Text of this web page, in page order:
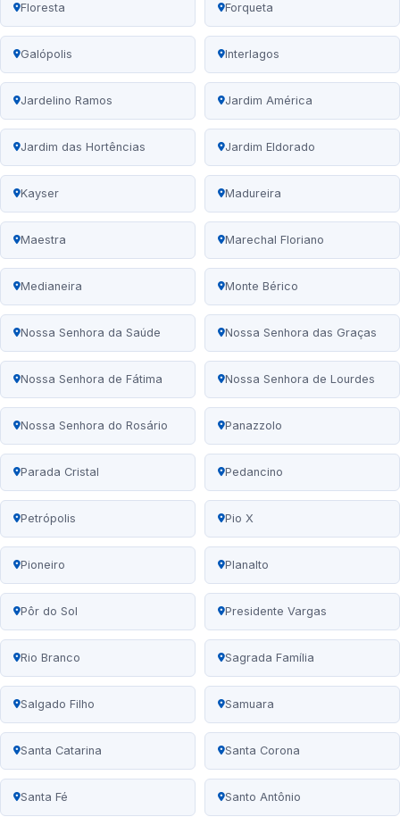
Floresta Forqueta
Galópolis Interlagos
Jardelino Ramos Jardim América
Jardim das Hortências Jardim Eldorado
Kayser Madureira
Maestra Marechal Floriano
Medianeira Monte Bérico
Nossa Senhora da Saúde Nossa Senhora das Graças
Nossa Senhora de Fátima Nossa Senhora de Lourdes
Nossa Senhora do Rosário Panazzolo
Parada Cristal Pedancino
Petrópolis Pio X
Pioneiro Planalto
Pôr do Sol Presidente Vargas
Rio Branco Sagrada Família
Salgado Filho Samuara
Santa Catarina Santa Corona
Santa Fé Santo Antônio